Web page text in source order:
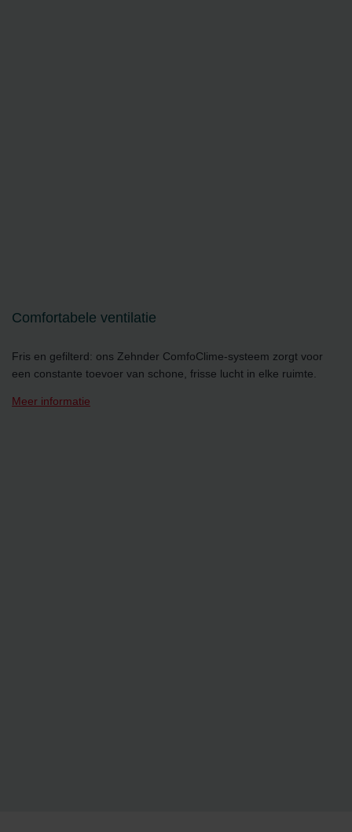
Comfortabele ventilatie
Fris en gefilterd: ons Zehnder ComfoClime-systeem zorgt voor
een constante toevoer van schone, frisse lucht in elke ruimte.
Meer informatie